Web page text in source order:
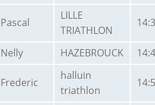
Pascal
LILLE
TRIATHLON
Nelly HAZEBROUCK
Frederic
halluin
triathlon